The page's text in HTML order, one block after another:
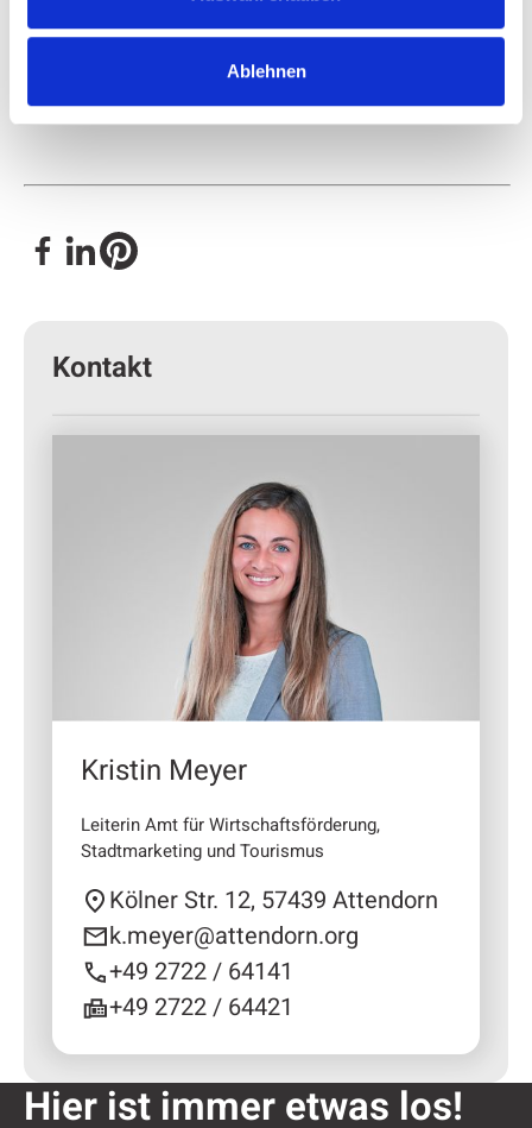
Ablehnen
Vorsitzender der Attendorner Hanse, und lädt
zur „Night of the Light“ am 28. November
Kontakt
Kristin Meyer
Leiterin Amt für Wirtschaftsförderung,
Stadtmarketing und Tourismus
Kölner Str. 12, 57439 Attendorn
k.meyer@attendorn.org
+49 2722 / 64141
+49 2722 / 64421
Hier ist immer etwas los!